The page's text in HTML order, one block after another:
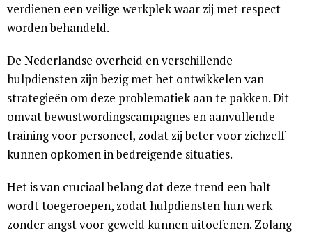
verdienen een veilige werkplek waar zij met respect
worden behandeld.
De Nederlandse overheid en verschillende
hulpdiensten zijn bezig met het ontwikkelen van
strategieën om deze problematiek aan te pakken. Dit
omvat bewustwordingscampagnes en aanvullende
training voor personeel, zodat zij beter voor zichzelf
kunnen opkomen in bedreigende situaties.
Het is van cruciaal belang dat deze trend een halt
wordt toegeroepen, zodat hulpdiensten hun werk
zonder angst voor geweld kunnen uitoefenen. Zolang